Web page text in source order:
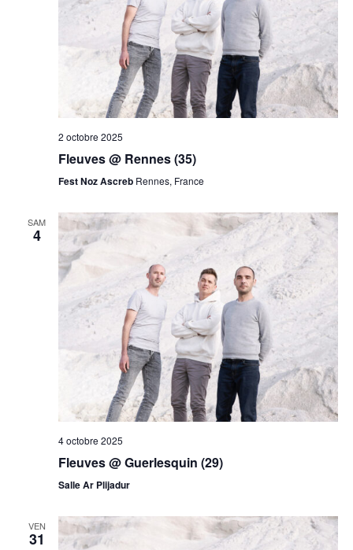
2 octobre 2025
Fleuves @ Rennes (35)
Fest Noz Ascreb Rennes, France
SAM
4
4 octobre 2025
Fleuves @ Guerlesquin (29)
Salle Ar Plijadur
VEN
31